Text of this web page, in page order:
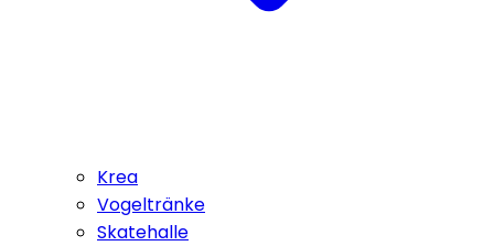
Krea
Vogeltränke
Skatehalle